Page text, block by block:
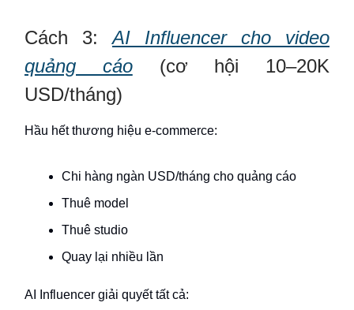
Cách 3:AI Influencer cho video
quảng cáo(cơ hội 10–20K
USD/tháng)
Hầu hết thương hiệu e-commerce:
Chi hàng ngàn USD/tháng cho quảng cáo
Thuê model
Thuê studio
Quay lại nhiều lần
AI Influencer giải quyết tất cả: